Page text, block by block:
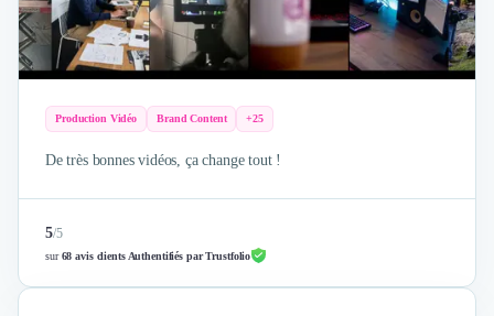
Production Vidéo Brand Content +25
De très bonnes vidéos, ça change tout !
5/5
sur68 avis clients Authentifiés par Trustfolio